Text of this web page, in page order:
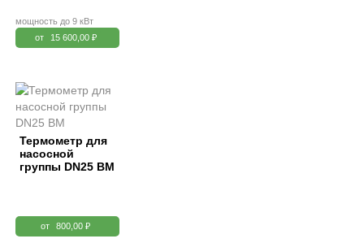
мощность до 9 кВт
от
15 600,00 ₽
Термометр для
насосной
группы DN25 BM
от 800,00 ₽